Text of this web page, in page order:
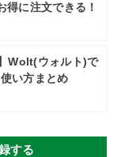
得に注文できる！
Wolt(ウォルト)で
い方まとめ
する